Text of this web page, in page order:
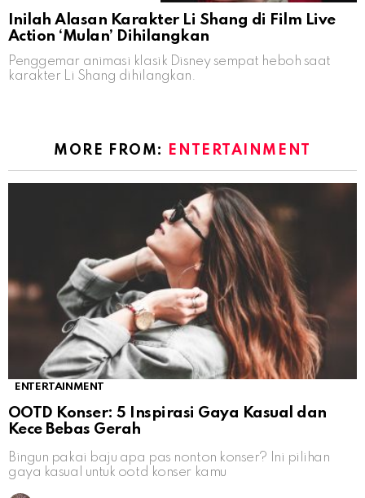
Inilah Alasan Karakter Li Shang di Film Live
Action ‘Mulan’ Dihilangkan
Penggemar animasi klasik Disney sempat heboh saat
karakter Li Shang dihilangkan.
MORE FROM: ENTERTAINMENT
ENTERTAINMENT
OOTD Konser: 5 Inspirasi Gaya Kasual dan
Kece Bebas Gerah
Bingun pakai baju apa pas nonton konser? Ini pilihan
gaya kasual untuk ootd konser kamu